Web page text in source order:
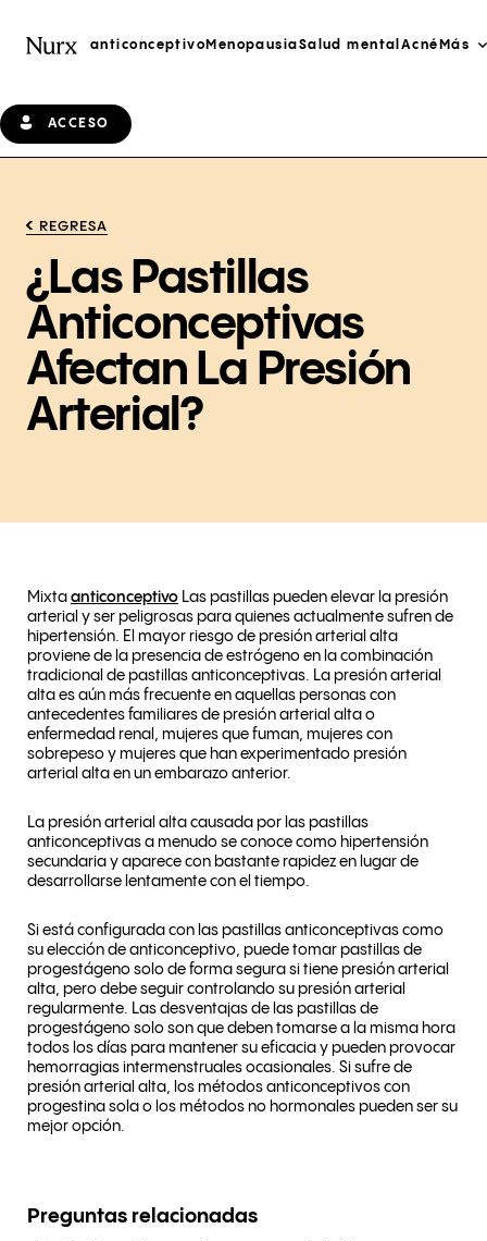
anticonceptivo MenopausiaSalud mental Acné Más
ACCESO
REGRESA
¿Las Pastillas
Anticonceptivas
Afectan La Presión
Arterial?
Mixta anticonceptivo Las pastillas pueden elevar la presión
arterial y ser peligrosas para quienes actualmente sufren de
hipertensión. El mayor riesgo de presión arterial alta
proviene de la presencia de estrógeno en la combinación
tradicional de pastillas anticonceptivas. La presión arterial
alta es aún más frecuente en aquellas personas con
antecedentes familiares de presión arterial alta o
enfermedad renal, mujeres que fuman, mujeres con
sobrepeso y mujeres que han experimentado presión
arterial alta en un embarazo anterior.
La presión arterial alta causada por las pastillas
anticonceptivas a menudo se conoce como hipertensión
secundaria y aparece con bastante rapidez en lugar de
desarrollarse lentamente con el tiempo.
Si está configurada con las pastillas anticonceptivas como
su elección de anticonceptivo, puede tomar pastillas de
progestágeno solo de forma segura si tiene presión arterial
alta, pero debe seguir controlando su presión arterial
regularmente. Las desventajas de las pastillas de
progestágeno solo son que deben tomarse a la misma hora
todos los días para mantener su eficacia y pueden provocar
hemorragias intermenstruales ocasionales. Si sufre de
presión arterial alta, los métodos anticonceptivos con
progestina sola o los métodos no hormonales pueden ser su
mejor opción.
Preguntas relacionadas